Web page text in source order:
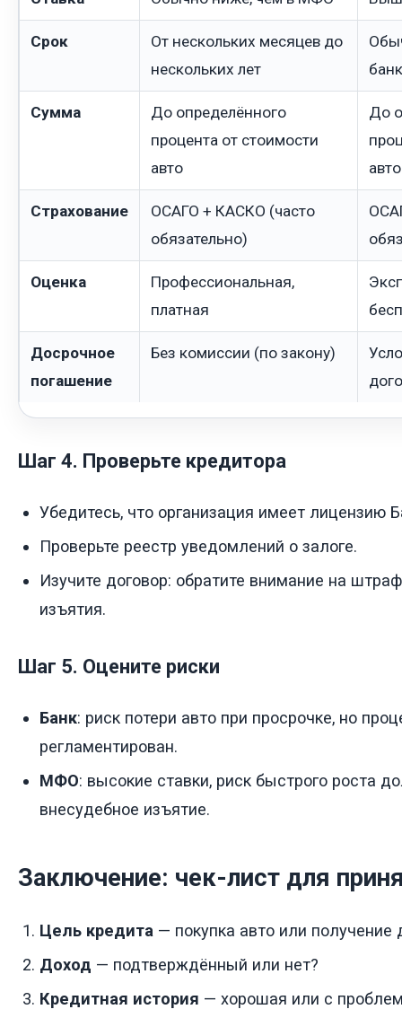
Срок
От нескольких месяцев до
нескольких лет
Сумма
До определённого
процента от стоимости
авто
До
авто
Страхование
ОСАГО + КАСКО (часто
обязательно)
Оценка
Профессиональная,
платная
Досрочное
погашение
Без комиссии (по закону)
Шаг 4. Проверьте кредитора
Убедитесь, что организация имеет лицензию
Проверьте реестр уведомлений о залоге.
Изучите договор: обратите внимание на
изъятия.
Шаг 5. Оцените риски
Банк: риск потери авто при просрочке, но
регламентирован.
МФО: высокие ставки, риск быстрого роста
внесудебное изъятие.
Заключение: чек-лист для
Цель кредита — покупка авто или получение
Доход — подтверждённый или нет?
Кредитная история — хорошая или с